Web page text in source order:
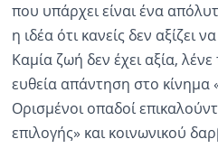
που υπάρχει είναι ένα
η ιδέα ότι κανείς δεν αξίζει
Καμία ζωή δεν έχει αξία,
ευθεία απάντηση στο κίνημα
Ορισμένοι οπαδοί
επιλογής» και κοινωνικού